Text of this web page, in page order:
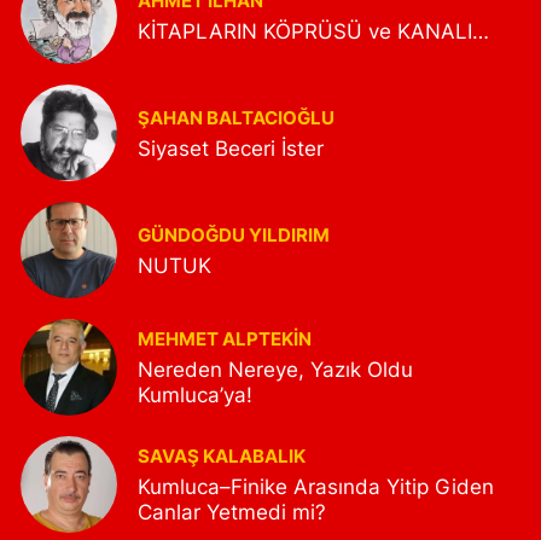
KİTAPLARIN KÖPRÜSÜ ve KANALI…
ŞAHAN BALTACIOĞLU
Siyaset Beceri İster
GÜNDOĞDU YILDIRIM
NUTUK
MEHMET ALPTEKİN
Nereden Nereye, Yazık Oldu
Kumluca’ya!
SAVAŞ KALABALIK
Kumluca–Finike Arasında Yitip Giden
Canlar Yetmedi mi?